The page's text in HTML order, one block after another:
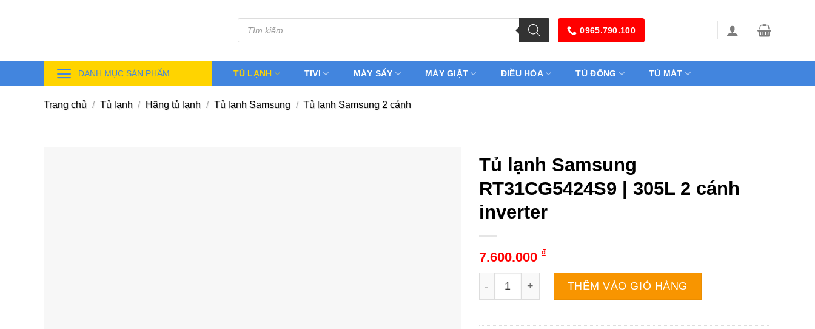
Tìm
kiếm
sản
0965.790.100
DANH MỤC SẢN PHẨM TỦ LẠNH TIVI MÁY SẤY MÁY GIẶT ĐIỀU HÒA TỦ ĐÔNG TỦ MÁT
Trang chủ / Tủ lạnh / Hãng tủ lạnh / Tủ lạnh Samsung / Tủ lạnh Samsung 2 cánh
Tủ lạnh Samsung
RT31CG5424S9 | 305L 2 cánh
inverter
7.600.000 ₫
Tủ lạnh Samsung RT31CG5424S9 | 305L 2 cánh inverter số lượng
THÊM VÀO GIỎ HÀNG